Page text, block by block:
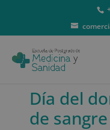
Día del
de sangre